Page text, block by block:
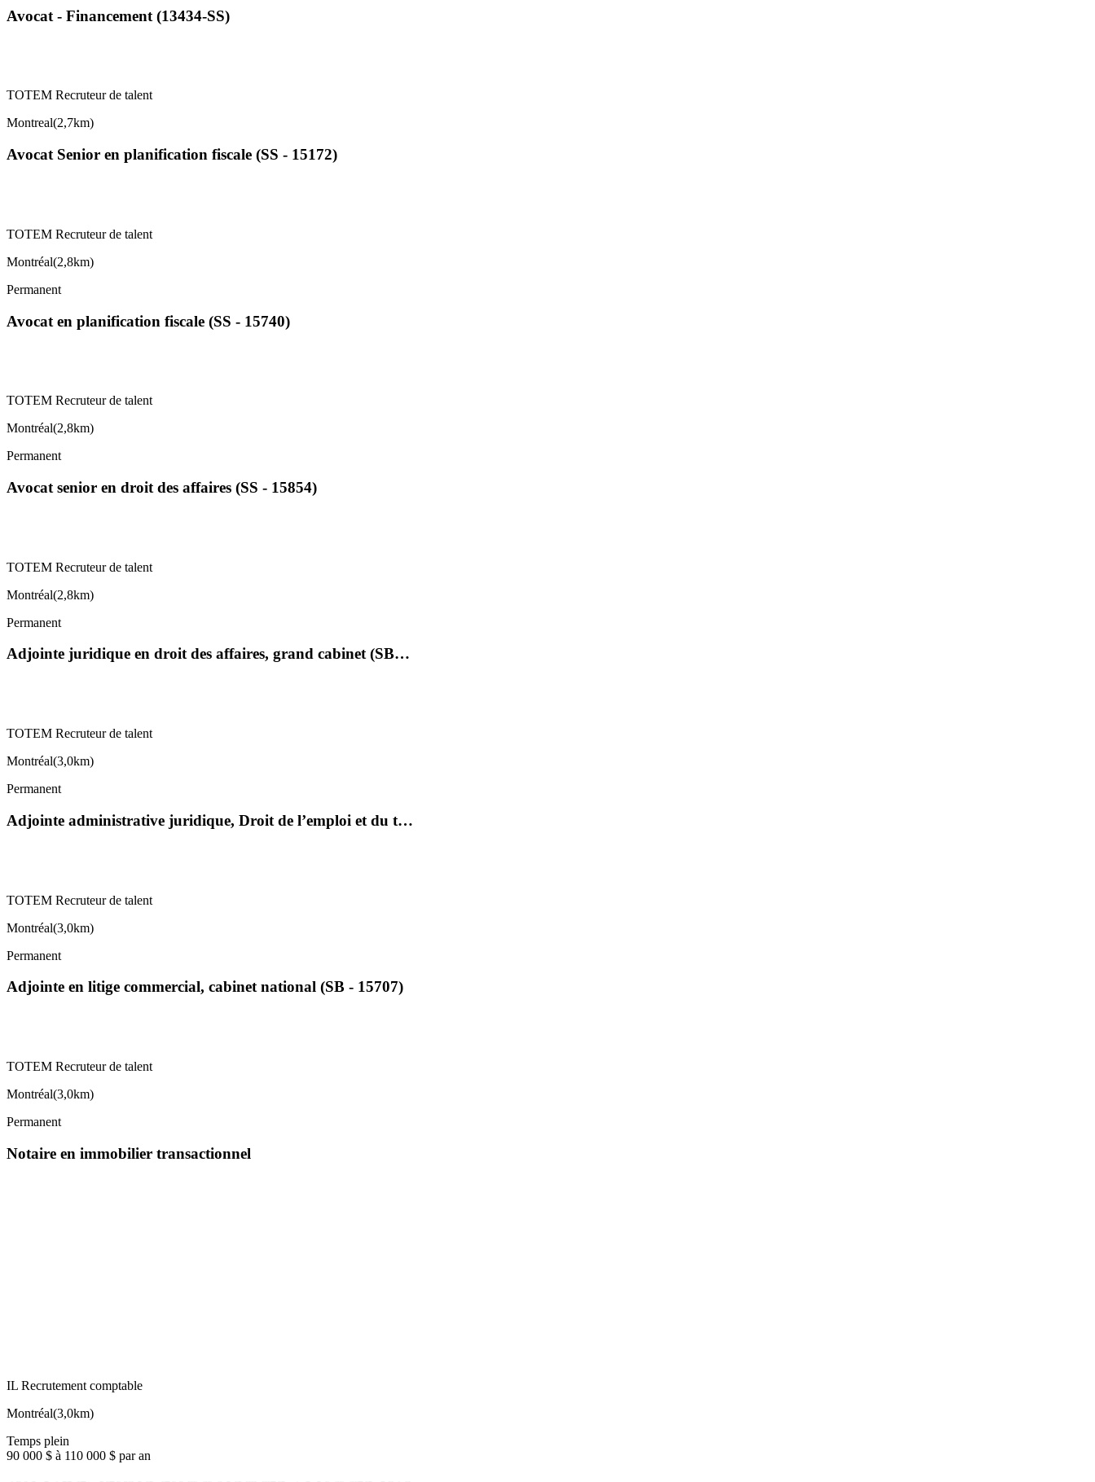
Avocat - Financement (13434-SS)
TOTEM Recruteur de talent
Montreal(2,7km)
Avocat Senior en planification fiscale (SS - 15172)
TOTEM Recruteur de talent
Montréal(2,8km)
Permanent
Avocat en planification fiscale (SS - 15740)
TOTEM Recruteur de talent
Montréal(2,8km)
Permanent
Avocat senior en droit des affaires (SS - 15854)
TOTEM Recruteur de talent
Montréal(2,8km)
Permanent
Adjointe juridique en droit des affaires, grand cabinet (SB…
TOTEM Recruteur de talent
Montréal(3,0km)
Permanent
Adjointe administrative juridique, Droit de l’emploi et du t…
TOTEM Recruteur de talent
Montréal(3,0km)
Permanent
Adjointe en litige commercial, cabinet national (SB - 15707)
TOTEM Recruteur de talent
Montréal(3,0km)
Permanent
Notaire en immobilier transactionnel
IL Recrutement comptable
Montréal(3,0km)
Temps plein
90 000 $ à 110 000 $ par an